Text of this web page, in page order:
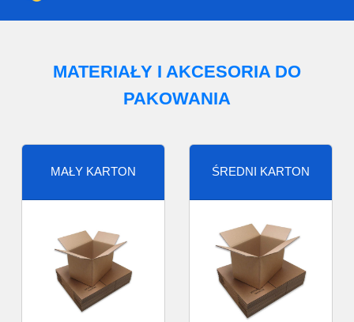
MATERIAŁY I AKCESORIA DO
PAKOWANIA
MAŁY KARTON ŚREDNI KARTON